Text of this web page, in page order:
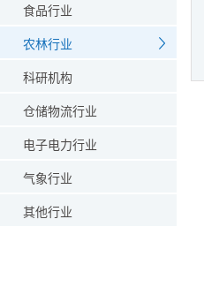
食品行业
农林行业
科研机构
仓储物流行业
电子电力行业
气象行业
其他行业